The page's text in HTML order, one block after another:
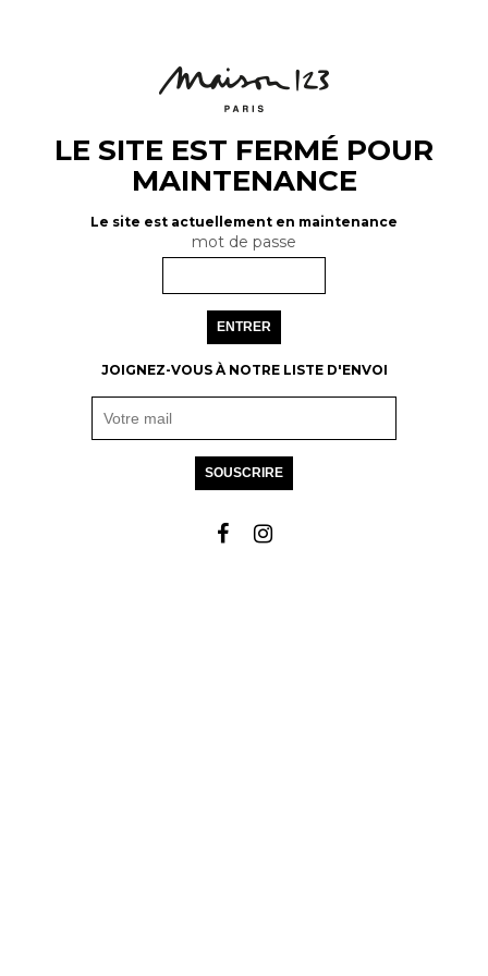
LE SITE EST FERMÉ POUR
MAINTENANCE
Le site est actuellement en maintenance
mot de passe
ENTRER
JOIGNEZ-VOUS À NOTRE LISTE D'ENVOI
SOUSCRIRE